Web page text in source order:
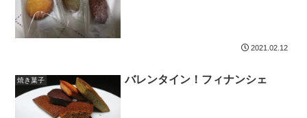
2021.02.12
焼き菓子 バレンタイン！フィナンシェ